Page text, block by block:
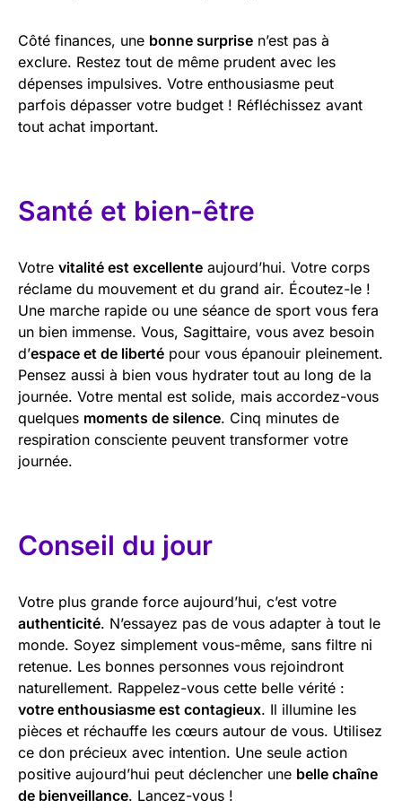
Côté finances, une bonne surprise n’est pas à
exclure. Restez tout de même prudent avec les
dépenses impulsives. Votre enthousiasme peut
parfois dépasser votre budget ! Réfléchissez avant
tout achat important.
Santé et bien-être
Votre vitalité est excellente aujourd’hui. Votre corps
réclame du mouvement et du grand air. Écoutez-le !
Une marche rapide ou une séance de sport vous fera
un bien immense. Vous, Sagittaire, vous avez besoin
d’espace et de liberté pour vous épanouir pleinement.
Pensez aussi à bien vous hydrater tout au long de la
journée. Votre mental est solide, mais accordez-vous
quelques moments de silence. Cinq minutes de
respiration consciente peuvent transformer votre
journée.
Conseil du jour
Votre plus grande force aujourd’hui, c’est votre
authenticité. N’essayez pas de vous adapter à tout le
monde. Soyez simplement vous-même, sans filtre ni
retenue. Les bonnes personnes vous rejoindront
naturellement. Rappelez-vous cette belle vérité :
votre enthousiasme est contagieux. Il illumine les
pièces et réchauffe les cœurs autour de vous. Utilisez
ce don précieux avec intention. Une seule action
positive aujourd’hui peut déclencher une belle chaîne
de bienveillance. Lancez-vous !